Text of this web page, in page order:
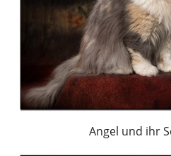
Angel und ihr